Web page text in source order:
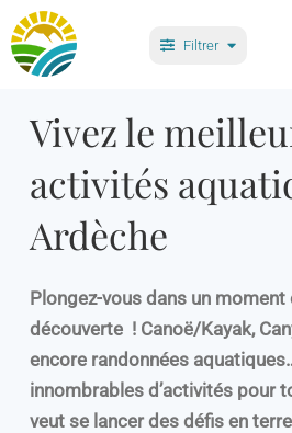
Passer
au
contenu
Filtrer
Types
Villages
Vivez le
activités
Ardèche
Plongez-vous dans un moment
découverte ! Canoë/Kayak,
encore randonnées
innombrables d’activités pour
veut se lancer des défis en